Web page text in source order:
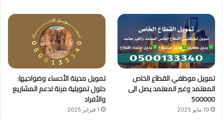
تمويل موظفي القطاع الخاص
المعتمد وغير المعتمد يصل الى
500000
10 مايو 2025
تمويل مدينة الأحساء وضواحيها:
حلول تمويلية مرنة لدعم المشاريع
والأفراد
1 فبراير 2025